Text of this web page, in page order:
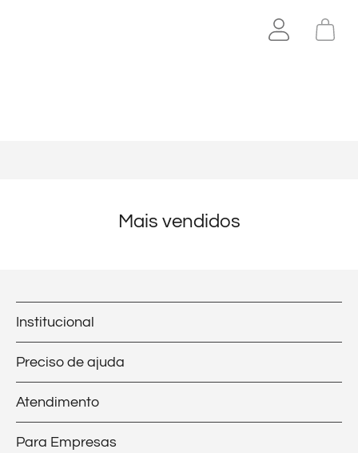
Mais vendidos
Institucional
Preciso de ajuda
Atendimento
Para Empresas